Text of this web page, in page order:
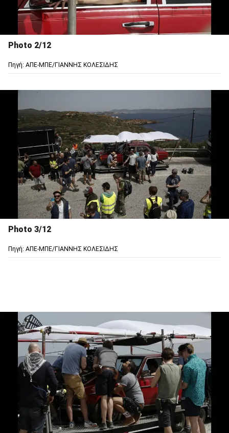
Photo 2/12
Πηγή: ΑΠΕ-ΜΠΕ/ΓΙΑΝΝΗΣ ΚΟΛΕΣΙΔΗΣ
Photo 3/12
Πηγή: ΑΠΕ-ΜΠΕ/ΓΙΑΝΝΗΣ ΚΟΛΕΣΙΔΗΣ